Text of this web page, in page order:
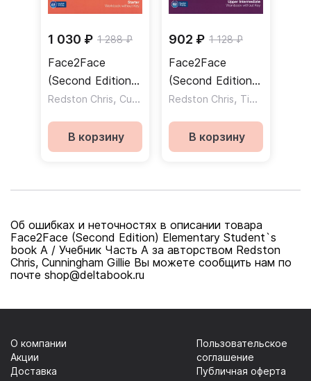
1 030 ₽ 1 288 ₽
Face2Face
(Second Edition)
Starter Workbook
Рабочая тетрадь
без ответов
Redston Chris, Cunningham Gillie
В корзину
902 ₽ 1 128 ₽
Face2Face
(Second Edition)
Upper-
Workbook
without Key /
без ответов
Redston Chris, Tims Nicholas
В корзину
Об ошибках и неточностях в описании товара
Face2Face (Second Edition) Elementary Student`s
book A / Учебник Часть А за авторством Redston
Chris, Cunningham Gillie Вы можете сообщить нам по
почте shop@deltabook.ru
О компании
Акции
Доставка
Пользовательское
соглашение
Публичная оферта